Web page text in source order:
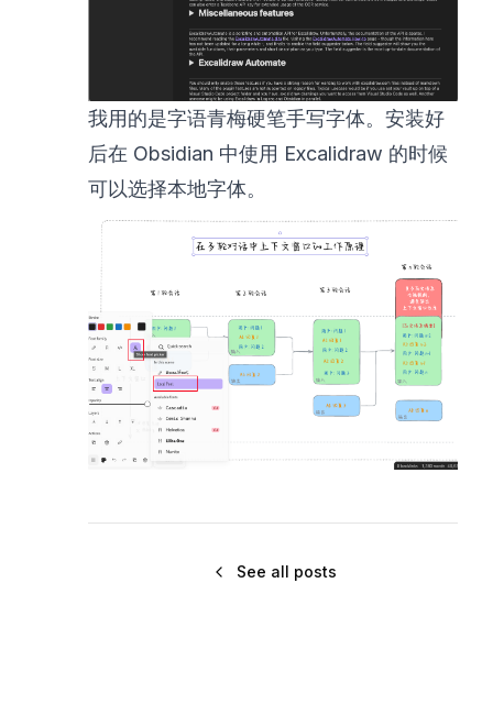
我用的是字语青梅硬笔手写字体。安装好
后在 Obsidian 中使用 Excalidraw 的时候
可以选择本地字体。
See all posts